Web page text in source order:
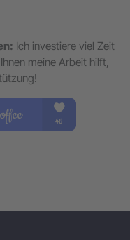
Ich investiere viel Zeit
meine Arbeit hilft,